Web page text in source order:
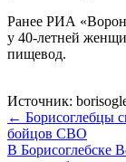
Ранее РИА
у 40-летней
пищевод.
Источник:
← Борисоглебцы
бойцов СВО
В Борисоглебске